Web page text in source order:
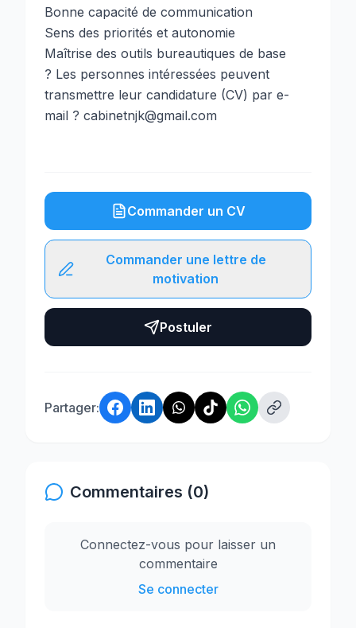
Bonne capacité de communication
Sens des priorités et autonomie
Maîtrise des outils bureautiques de base
? Les personnes intéressées peuvent
transmettre leur candidature (CV) par e-
mail ? cabinetnjk@gmail.com
Commander un CV
Commander une lettre de
motivation
Postuler
Partager:
Commentaires (0)
Connectez-vous pour laisser un
commentaire
Se connecter